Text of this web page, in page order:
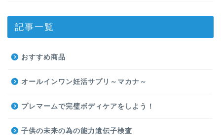
記事一覧
おすすめ商品
オールインワン妊活サプリ～マカナ～
プレマームで完璧ボディケアをしよう！
子供の未来の為の能力遺伝子検査